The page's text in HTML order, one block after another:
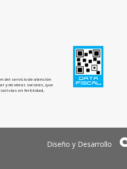
del servicio de atención
y de obras sociales, que
en fertilidad,
Diseño y Desarrollo